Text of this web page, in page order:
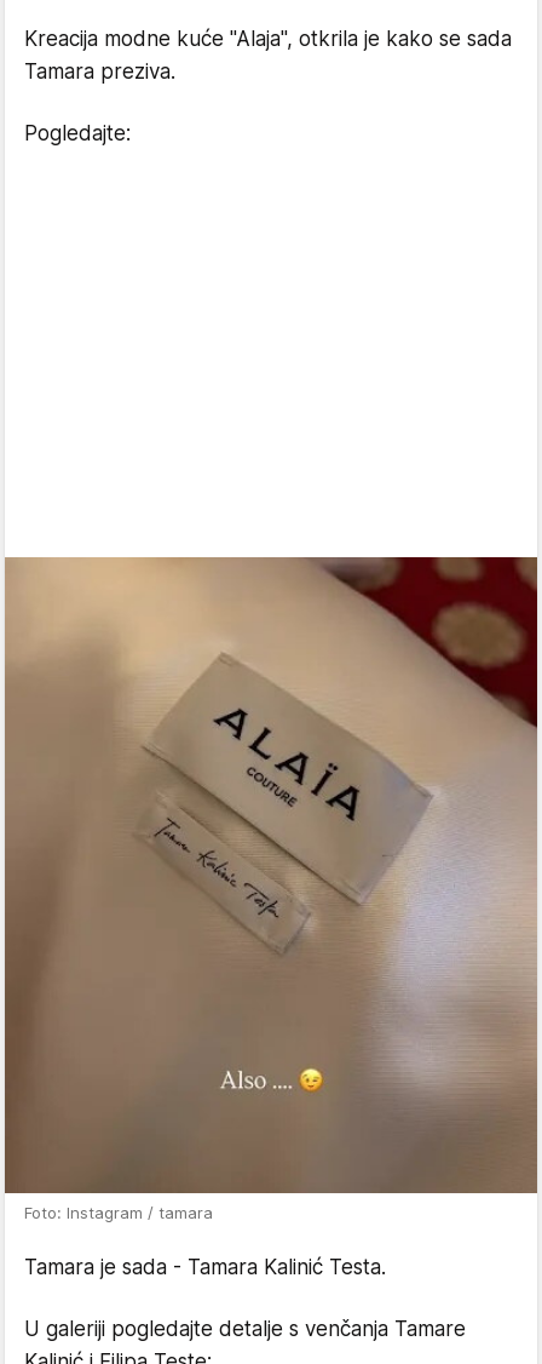
Kreacija modne kuće "Alaja", otkrila je kako se sada
Tamara preziva.
Pogledajte:
Foto: Instagram / tamara
Tamara je sada - Tamara Kalinić Testa.
U galeriji pogledajte detalje s venčanja Tamare